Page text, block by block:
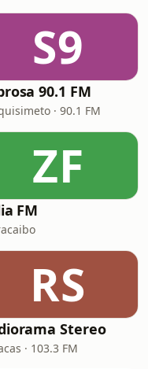
S9
90.1 FM
· 90.1 FM
ZF
FM
RS
Stereo
· 103.3 FM